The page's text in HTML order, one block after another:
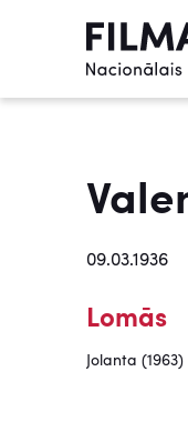
09.03.1936
Lomās
Jolanta (1963)